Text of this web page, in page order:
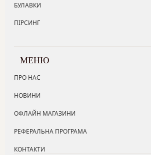
БУЛАВКИ
ПІРСИНГ
МЕНЮ
ПРО НАС
НОВИНИ
ОФЛАЙН МАГАЗИНИ
РЕФЕРАЛЬНА ПРОГРАМА
КОНТАКТИ